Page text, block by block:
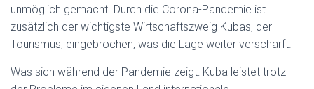
unmöglich gemacht. Durch die Corona-Pandemie ist
zusätzlich der wichtigste Wirtschaftszweig Kubas, der
Tourismus, eingebrochen, was die Lage weiter verschärft.
Was sich während der Pandemie zeigt: Kuba leistet trotz